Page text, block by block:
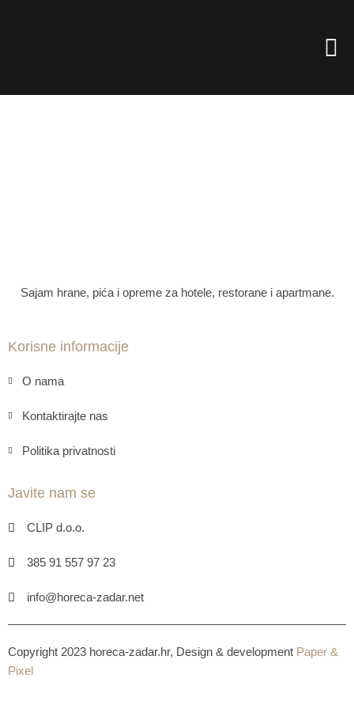
Sajam hrane, pića i opreme za hotele, restorane i apartmane.
Korisne informacije
O nama
Kontaktirajte nas
Politika privatnosti
Javite nam se
CLIP d.o.o.
385 91 557 97 23
info@horeca-zadar.net
Copyright 2023 horeca-zadar.hr, Design & development Paper &
Pixel